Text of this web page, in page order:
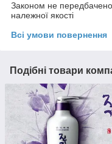
Законом не
належної якості
Всі умови повернення
Подібні товари